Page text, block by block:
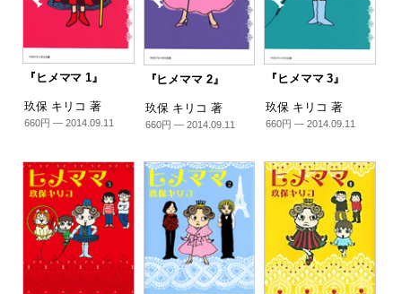
『ヒメママ 1』
玖保 キリコ 著
660円 — 2014.09.11
『ヒメママ 2』
玖保 キリコ 著
660円 — 2014.09.11
『ヒメママ 3』
玖保 キリコ 著
660円 — 2014.09.11